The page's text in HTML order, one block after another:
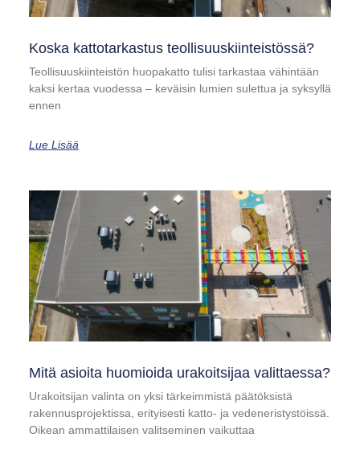
Koska kattotarkastus teollisuuskiinteistössä?
Teollisuuskiinteistön huopakatto tulisi tarkastaa vähintään
kaksi kertaa vuodessa – keväisin lumien sulettua ja syksyllä
ennen
Lue Lisää
Mitä asioita huomioida urakoitsijaa valittaessa?
Urakoitsijan valinta on yksi tärkeimmistä päätöksistä
rakennusprojektissa, erityisesti katto- ja vedeneristystöissä.
Oikean ammattilaisen valitseminen vaikuttaa